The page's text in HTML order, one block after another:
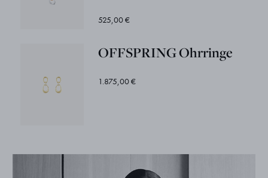
525,00 €
OFFSPRING Ohrringe
1.875,00 €